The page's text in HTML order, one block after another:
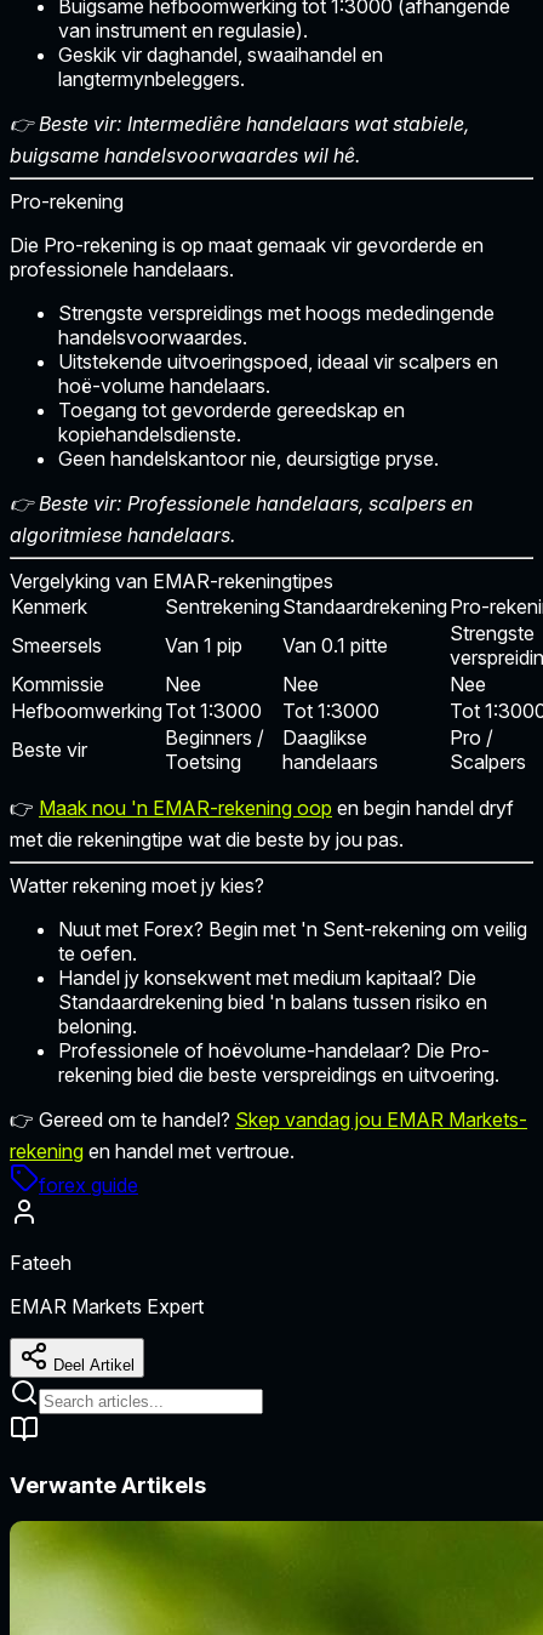
Buigsame hefboomwerking tot 1:3000 (afhangende
van instrument en regulasie).
Geskik vir daghandel, swaaihandel en
langtermynbeleggers.
👉 Beste vir: Intermediêre handelaars wat stabiele,
buigsame handelsvoorwaardes wil hê.
Pro-rekening
Die Pro-rekening is op maat gemaak vir gevorderde en
professionele handelaars.
Strengste verspreidings met hoogs mededingende
handelsvoorwaardes.
Uitstekende uitvoeringspoed, ideaal vir scalpers en
hoë-volume handelaars.
Toegang tot gevorderde gereedskap en
kopiehandelsdienste.
Geen handelskantoor nie, deursigtige pryse.
👉 Beste vir: Professionele handelaars, scalpers en
algoritmiese handelaars.
Vergelyking van EMAR-rekeningtipes
Kenmerk
SentrekeningStandaardrekeningPro-
Smeersels
Van 1 pip Van 0.1 pitte
Strengste
Kommissie
Nee Nee
Nee
HefboomwerkingTot 1:3000 Tot 1:3000
Tot
Beste vir
Beginners /
Toetsing
Daaglikse
handelaars
Pro /
Scalpers
👉 Maak nou 'n EMAR-rekening oop en begin handel dryf
met die rekeningtipe wat die beste by jou pas.
Watter rekening moet jy kies?
Nuut met Forex? Begin met 'n Sent-rekening om veilig
te oefen.
Handel jy konsekwent met medium kapitaal? Die
Standaardrekening bied 'n balans tussen risiko en
beloning.
Professionele of hoëvolume-handelaar? Die Pro-
rekening bied die beste verspreidings en uitvoering.
👉 Gereed om te handel? Skep vandag jou EMAR Markets-
rekening en handel met vertroue.
forex guide
Fateeh
EMAR Markets Expert
Deel Artikel
Verwante Artikels